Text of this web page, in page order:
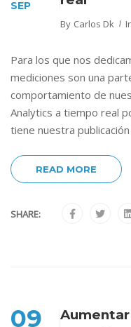
SEP
By Carlos Dk
Para los que nos
mediciones son una
comportamiento de
Analytics a tiempo real
tiene nuestra
READ MORE
SHARE:
09